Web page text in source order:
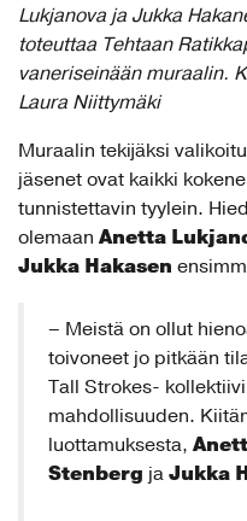
Lukjanova ja Jukka
toteuttaa Tehtaan
vaneriseinään muraalin.
Laura Niittymäki
Muraalin tekijäksi
jäsenet ovat kaikki
tunnistettavin tyylein.
olemaan Anetta
Jukka Hakasen
– Meistä on ollut
toivoneet jo pitkään
Tall Strokes-
mahdollisuuden.
luottamuksesta,
Stenberg ja Jukka